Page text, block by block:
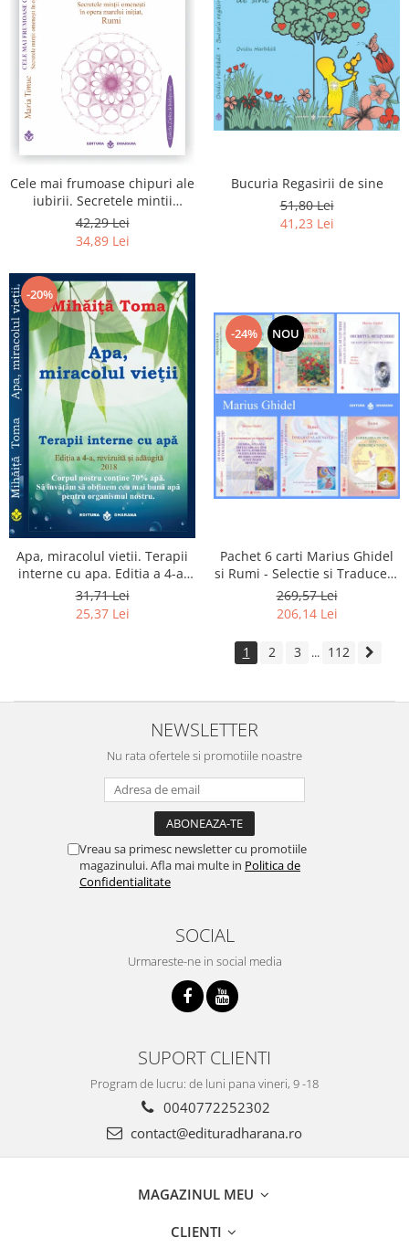
Cele mai frumoase chipuri ale
iubirii. Secretele mintii
omenesti in opera marelui
initiat, Rumi
42,29 Lei
34,89 Lei
Bucuria Regasirii de sine
51,80 Lei
41,23 Lei
-20%
Apa, miracolul vietii. Terapii
interne cu apa. Editia a 4-a,
revizuita si adaugita.
31,71 Lei
25,37 Lei
-24% NOU
Pachet 6 carti Marius Ghidel
si Rumi - Selectie si Traducere
de Marius Ghidel
269,57 Lei
206,14 Lei
1 2 3 ... 112
NEWSLETTER
Nu rata ofertele si promotiile noastre
Vreau sa primesc newsletter cu promotiile
magazinului. Afla mai multe in Politica de
Confidentialitate
SOCIAL
Urmareste-ne in social media
SUPORT CLIENTI
Program de lucru: de luni pana vineri, 9 -18
0040772252302
contact@edituradharana.ro
MAGAZINUL MEU
CLIENTI